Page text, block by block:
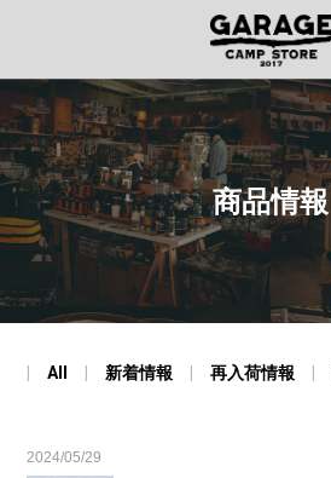
商品情報
All 新着情報 再入荷情報
2024/05/29